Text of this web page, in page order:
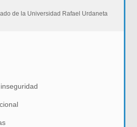
de la Universidad Rafael Urdaneta